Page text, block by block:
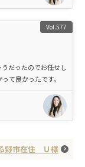
Vol.577
だったのでお任せし
て良かったです。
野市在住 Ｕ様